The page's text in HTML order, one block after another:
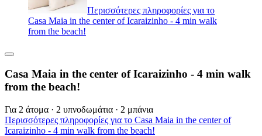
Περισσότερες πληροφορίες για το
Casa Maia in the center of Icaraizinho - 4 min walk
from the beach!
Casa Maia in the center of Icaraizinho - 4 min walk
from the beach!
Για 2 άτομα · 2 υπνοδωμάτια · 2 μπάνια
Περισσότερες πληροφορίες για το Casa Maia in the center of
Icaraizinho - 4 min walk from the beach!